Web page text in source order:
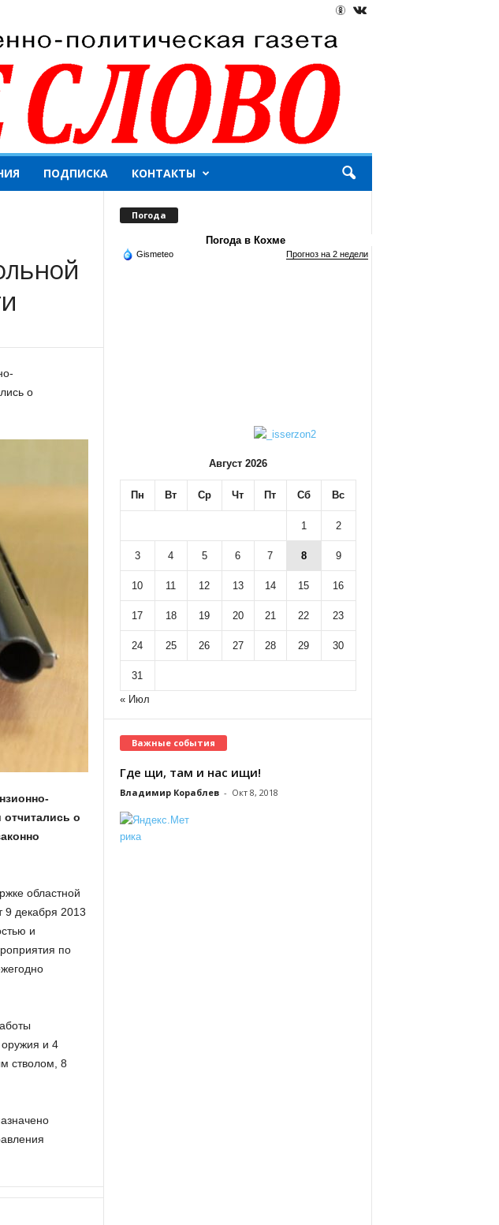
ПОДПИСКА КОНТАКТЫ
о
о
областной
9 декабря 2013
и
по
и 4
стволом, 8
Погода
Погода в Кохме
Gismeteo Прогноз на 2 недели
Август 2026
Пн Вт Ср Чт Пт Сб Вс
1 2
3 4 5 6 7 8 9
10 11 12 13 14 15 16
17 18 19 20 21 22 23
24 25 26 27 28 29 30
31
« Июл
Важные события
Где щи, там и нас ищи!
Владимир Кораблев - Окт 8, 2018